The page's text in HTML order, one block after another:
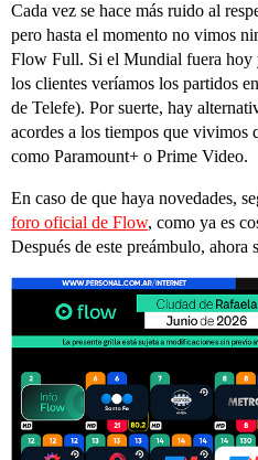
Cada vez se hace más ruido al
pero hasta el momento no vimos
Flow Full. Si el Mundial fuera hoy
los clientes veríamos los partidos
de Telefe). Por suerte, hay
acordes a los tiempos que vivimos
como Paramount+ o Prime Video.
En caso de que haya novedades,
foro oficial de Flow, como ya es
Después de este preámbulo, ahora